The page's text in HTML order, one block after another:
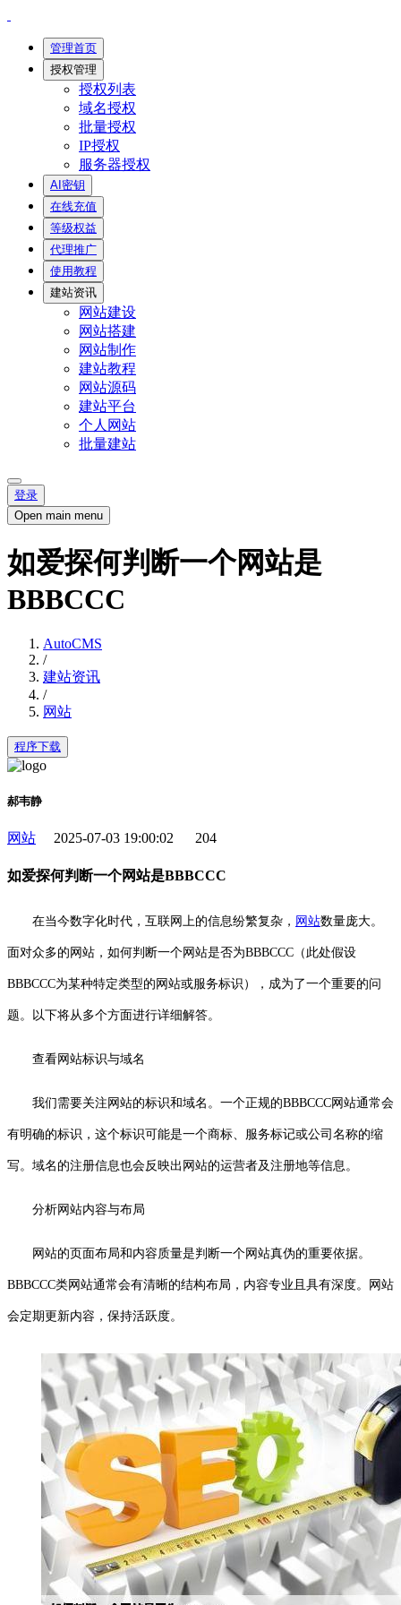
管理首页
授权管理
授权列表
域名授权
批量授权
IP授权
服务器授权
AI密钥
在线充值
等级权益
代理推广
使用教程
建站资讯
网站建设
网站搭建
网站制作
建站教程
网站源码
建站平台
个人网站
批量建站
登录
Open main menu
如爱探何判断一个网站是
BBBCCC
AutoCMS
/
建站资讯
/
网站
程序下载
郝韦静
网站 2025-07-03 19:00:02 204
如爱探何判断一个网站是BBBCCC
在当今数字化时代，互联网上的信息纷繁复杂， 网站数量庞大。
面对众多的网站，如何判断一个网站是否为BBBCCC（此处假设
BBBCCC为某种特定类型的网站或服务标识），成为了一个重要的问
题。以下将从多个方面进行详细解答。
查看网站标识与域名
我们需要关注网站的标识和域名。一个正规的BBBCCC网站通常会
有明确的标识，这个标识可能是一个商标、服务标记或公司名称的缩
写。域名的注册信息也会反映出网站的运营者及注册地等信息。
分析网站内容与布局
网站的页面布局和内容质量是判断一个网站真伪的重要依据。
BBBCCC类网站通常会有清晰的结构布局，内容专业且具有深度。网站
会定期更新内容，保持活跃度。